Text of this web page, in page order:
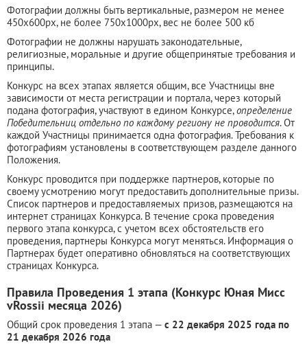
Фотографии должны быть вертикальные, размером не менее
450x600px, не более 750x1000px, вес не более 500 кб
Фотографии не должны нарушать законодательные,
религиозные, моральные и другие общепринятые требования и
принципы.
Конкурс на всех этапах является общим, все Участницы вне
зависимости от места регистрации и портала, через который
подана фотография, участвуют в едином Конкурсе,определение
Победительниц отдельно по каждому региону не проводится. От
каждой Участницы принимается одна фотография. Требования к
фотографиям установлены в соответствующем разделе данного
Положения.
Конкурс проводится при поддержке партнеров, которые по
своему усмотрению могут предоставить дополнительные призы.
Список партнеров и предоставляемых призов, размещаются на
интернет страницах Конкурса. В течение срока проведения
первого этапа конкурса, с учетом всех обстоятельств его
проведения, партнеры Конкурса могут меняться. Информация о
Партнерах будет оперативно обновляться на соответствующих
страницах Конкурса.
Правила Проведения 1 этапа (Конкурс Юная Мисс
vRossii месяца 2026)
Общий срок проведения 1 этапа — с 22 декабря 2025 года по
21 декабря 2026 года